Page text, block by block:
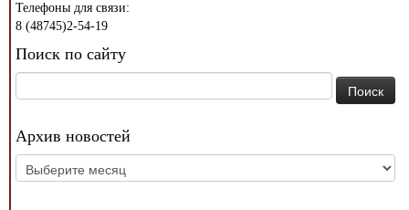
Телефоны для связи:
8 (48745)2-54-19
Поиск по сайту
Архив новостей
Архив
новостей